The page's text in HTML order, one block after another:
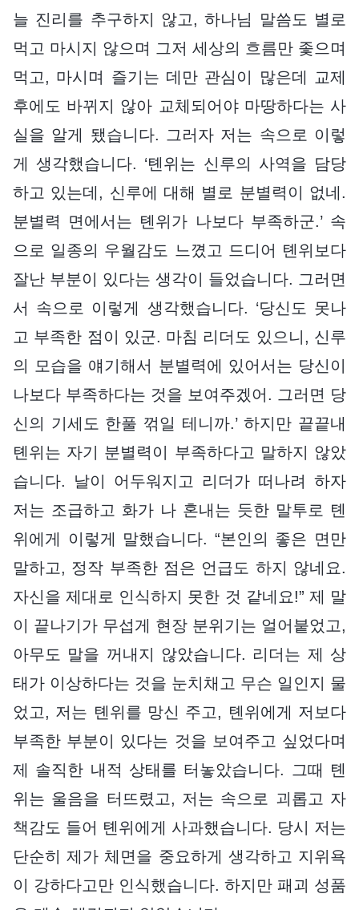
늘 진리를 추구하지 않고, 하나님 말씀도 별로
먹고 마시지 않으며 그저 세상의 흐름만 좇으며
먹고, 마시며 즐기는 데만 관심이 많은데 교제
후에도 바뀌지 않아 교체되어야 마땅하다는 사
실을 알게 됐습니다. 그러자 저는 속으로 이렇
게 생각했습니다. ‘톈위는 신루의 사역을 담당
하고 있는데, 신루에 대해 별로 분별력이 없네.
분별력 면에서는 톈위가 나보다 부족하군.’ 속
으로 일종의 우월감도 느꼈고 드디어 톈위보다
잘난 부분이 있다는 생각이 들었습니다. 그러면
서 속으로 이렇게 생각했습니다. ‘당신도 못나
고 부족한 점이 있군. 마침 리더도 있으니, 신루
의 모습을 얘기해서 분별력에 있어서는 당신이
나보다 부족하다는 것을 보여주겠어. 그러면 당
신의 기세도 한풀 꺾일 테니까.’ 하지만 끝끝내
톈위는 자기 분별력이 부족하다고 말하지 않았
습니다. 날이 어두워지고 리더가 떠나려 하자
저는 조급하고 화가 나 혼내는 듯한 말투로 톈
위에게 이렇게 말했습니다. “본인의 좋은 면만
말하고, 정작 부족한 점은 언급도 하지 않네요.
자신을 제대로 인식하지 못한 것 같네요!” 제 말
이 끝나기가 무섭게 현장 분위기는 얼어붙었고,
아무도 말을 꺼내지 않았습니다. 리더는 제 상
태가 이상하다는 것을 눈치채고 무슨 일인지 물
었고, 저는 톈위를 망신 주고, 톈위에게 저보다
부족한 부분이 있다는 것을 보여주고 싶었다며
제 솔직한 내적 상태를 터놓았습니다. 그때 톈
위는 울음을 터뜨렸고, 저는 속으로 괴롭고 자
책감도 들어 톈위에게 사과했습니다. 당시 저는
단순히 제가 체면을 중요하게 생각하고 지위욕
이 강하다고만 인식했습니다. 하지만 패괴 성품